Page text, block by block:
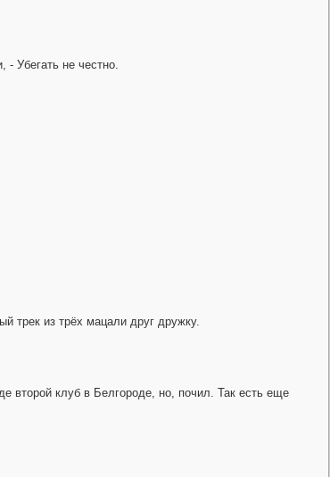
Убегать не честно.
трек из трёх мацали друг дружку.
второй клуб в Белгороде, но, почил. Так есть еще